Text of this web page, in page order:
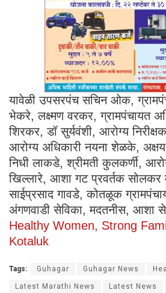
यावेळी उपसरपंच सचिन ओक,
भेकरे, लक्ष्मण वरकर, ग्रामपंचायत
शिरकर, डॉ सुर्यवंशी, आरोग्य
आरोग्य अधिकारी नयना शेळके,
निधी लाकडे, श्रीमती कुलकर्णी,
खिल्लारे, आशा गट प्रवर्तक सोलकर
साईप्रसाद गावडे, कोतळूक
अंगणवाडी सेविका, मदतनीस, आशा
Healthy Women, Strong
Kotaluk
Tags: Guhagar Guhagar News
Latest Marathi News Latest News